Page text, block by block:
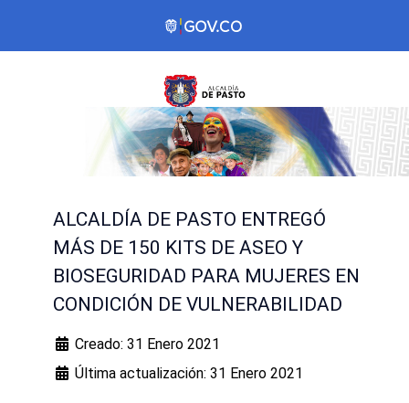
ALCALDÍA DE PASTO ENTREGÓ
MÁS DE 150 KITS DE ASEO Y
BIOSEGURIDAD PARA MUJERES EN
CONDICIÓN DE VULNERABILIDAD
Creado: 31 Enero 2021
Última actualización: 31 Enero 2021